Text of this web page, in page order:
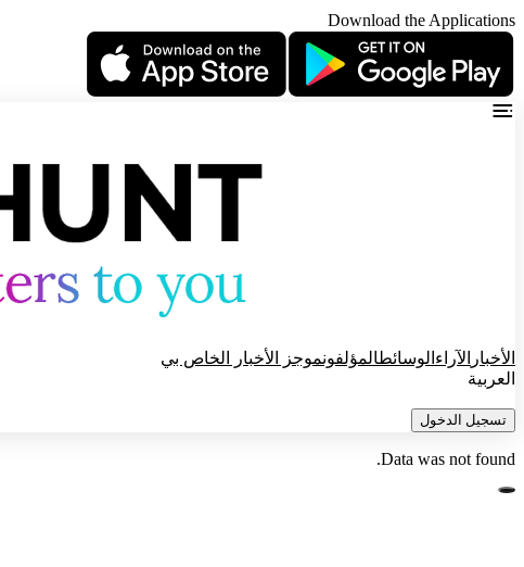
Download the Applications
الأخبار الآراء الوسائطالمؤلفونموجز الأخبار الخاص بي
العربية
تسجيل الدخول
Data was not found.